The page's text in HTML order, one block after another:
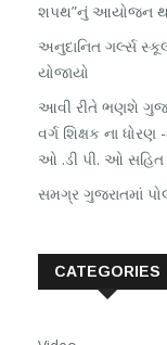
શપથ”નું આયોજન
અનુદાનિત ગર્લ્સ
યોજાયો
આવી રીતે ભણશે
વર્ગ શિક્ષક ના ધોરણ
ઓ .ડી પી. ઓ
સમગ્ર ગુજરાતમાં
CATEGORIES